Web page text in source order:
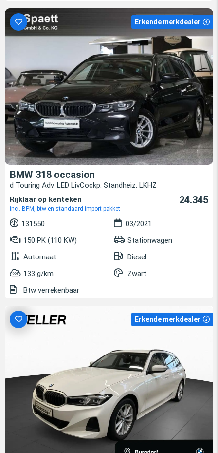
Erkende merkdealer
BMW 318 occasion
d Touring Adv. LED LivCockp. Standheiz. LKHZ
Rijklaar op kenteken
incl. BPM, btw en standaard import pakket
24.345
131550
03/2021
150 PK (110 KW)
Stationwagen
Automaat
Diesel
133 g/km
Zwart
Btw verrekenbaar
Erkende merkdealer